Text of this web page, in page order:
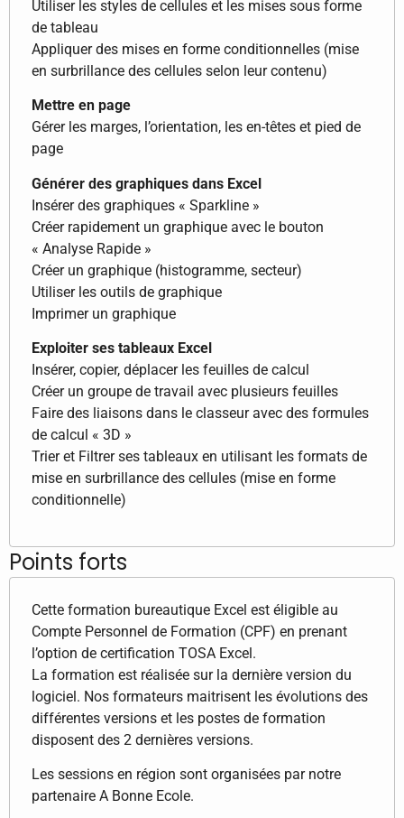
Utiliser les styles de cellules et les mises sous forme
de tableau
Appliquer des mises en forme conditionnelles (mise
en surbrillance des cellules selon leur contenu)
Mettre en page
Gérer les marges, l’orientation, les en-têtes et pied de
page
Générer des graphiques dans Excel
Insérer des graphiques « Sparkline »
Créer rapidement un graphique avec le bouton
« Analyse Rapide »
Créer un graphique (histogramme, secteur)
Utiliser les outils de graphique
Imprimer un graphique
Exploiter ses tableaux Excel
Insérer, copier, déplacer les feuilles de calcul
Créer un groupe de travail avec plusieurs feuilles
Faire des liaisons dans le classeur avec des formules
de calcul « 3D »
Trier et Filtrer ses tableaux en utilisant les formats de
mise en surbrillance des cellules (mise en forme
conditionnelle)
Points forts
Cette formation bureautique Excel est éligible au
Compte Personnel de Formation (CPF) en prenant
l’option de certification TOSA Excel.
La formation est réalisée sur la dernière version du
logiciel. Nos formateurs maitrisent les évolutions des
différentes versions et les postes de formation
disposent des 2 dernières versions.
Les sessions en région sont organisées par notre
partenaire A Bonne Ecole.